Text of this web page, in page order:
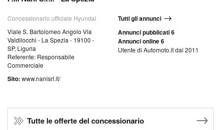
Concessionario ufficiale Hyundai
Viale S. Bartolomeo Angolo Via
Valdilocchi - La Spezia - 19100 -
SP, Liguria
Referente: Responsabile
Commerciale
Sito: www.nanisrl.it/
Tutti gli annunci
Annunci pubblicati 6
Annunci online 6
Utente di Automoto.it dal 2011
Tutte le offerte del concessionario